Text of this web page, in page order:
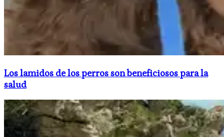
Los lamidos de los perros son beneficiosos para la
salud